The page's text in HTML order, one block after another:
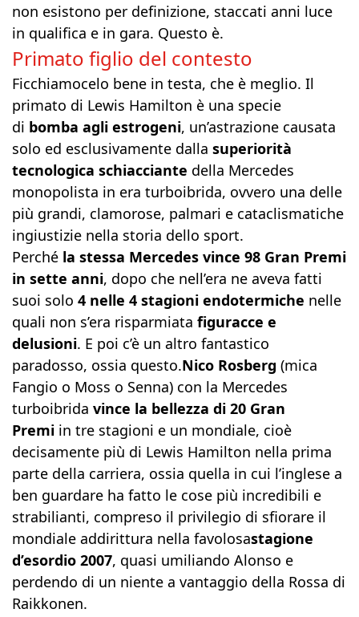
non esistono per definizione, staccati anni luce
in qualifica e in gara. Questo è.
Primato figlio del contesto
Ficchiamocelo bene in testa, che è meglio. Il
primato di Lewis Hamilton è una specie
di bomba agli estrogeni, un’astrazione causata
solo ed esclusivamente dalla superiorità
tecnologica schiacciante della Mercedes
monopolista in era turboibrida, ovvero una delle
più grandi, clamorose, palmari e cataclismatiche
ingiustizie nella storia dello sport.
Perché la stessa Mercedes vince 98 Gran Premi
in sette anni, dopo che nell’era ne aveva fatti
suoi solo 4 nelle 4 stagioni endotermiche nelle
quali non s’era risparmiata figuracce e
delusioni. E poi c’è un altro fantastico
paradosso, ossia questo.Nico Rosberg (mica
Fangio o Moss o Senna) con la Mercedes
turboibrida vince la bellezza di 20 Gran
Premi in tre stagioni e un mondiale, cioè
decisamente più di Lewis Hamilton nella prima
parte della carriera, ossia quella in cui l’inglese a
ben guardare ha fatto le cose più incredibili e
strabilianti, compreso il privilegio di sfiorare il
mondiale addirittura nella favolosastagione
d’esordio 2007, quasi umiliando Alonso e
perdendo di un niente a vantaggio della Rossa di
Raikkonen.